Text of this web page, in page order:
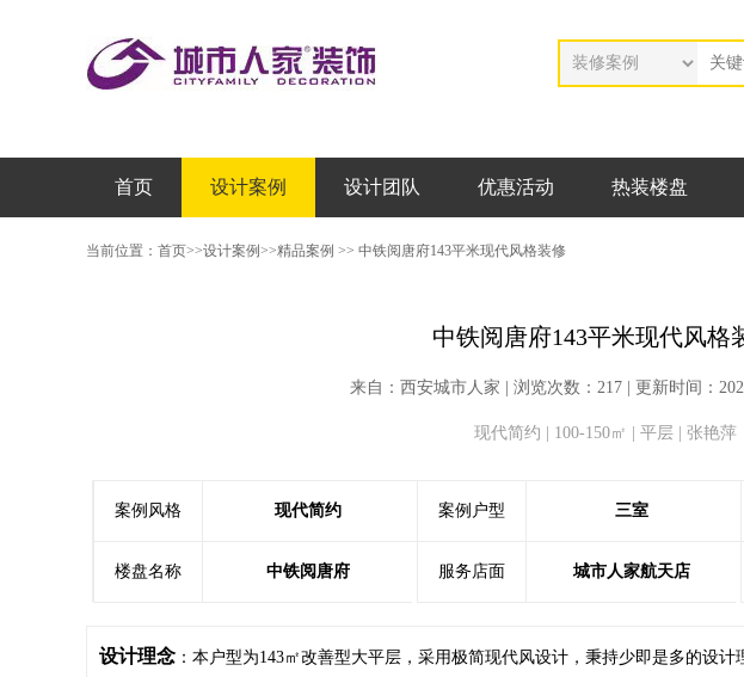
首页 设计案例 设计团队 优惠活动 热装楼盘
当前位置： 首页>>设计案例>>精品案例 >> 中铁阅唐府143平米现代风格装修
中铁阅唐府143平米现代风格
来自：西安城市人家 | 浏览次数：217 | 更新时间：
现代简约 | 100-150㎡ | 平层 | 张艳萍
案例风格 现代简约 案例户型 三室
楼盘名称 中铁阅唐府 服务店面 城市人家航天店
设计理念 ：本户型为143㎡改善型大平层，采用极简现代风设计，秉持少即是多的设